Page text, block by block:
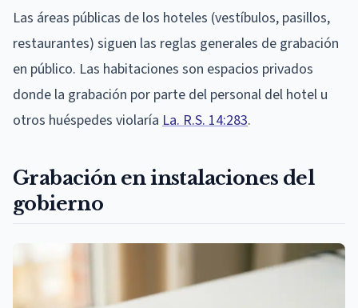
Las áreas públicas de los hoteles (vestíbulos, pasillos,
restaurantes) siguen las reglas generales de grabación
en público. Las habitaciones son espacios privados
donde la grabación por parte del personal del hotel u
otros huéspedes violaría La. R.S. 14:283.
Grabación en instalaciones del
gobierno